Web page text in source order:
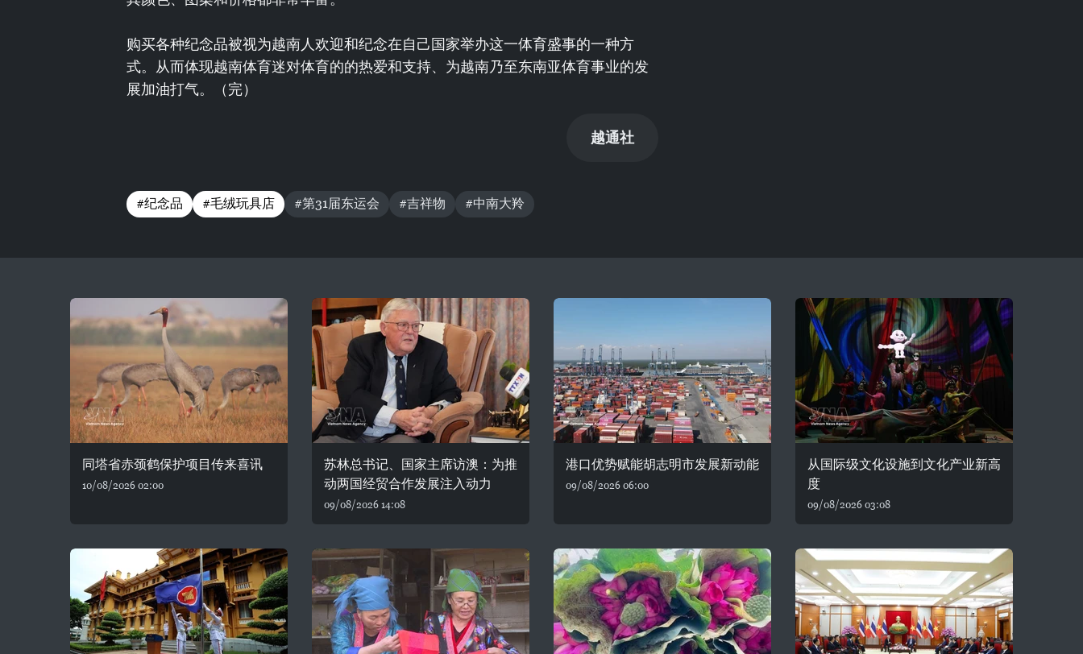
购买各种纪念品被视为越南人欢迎和纪念在自己国家举办这一体育盛事的一种方
式。从而体现越南体育迷对体育的的热爱和支持、为越南乃至东南亚体育事业的发
展加油打气。（完）
越通社
#纪念品 #毛绒玩具店 #第31届东运会 #吉祥物 #中南大羚
同塔省赤颈鹤保护项目传来喜讯
10/08/2026 02:00
苏林总书记、国家主席访澳：为推
动两国经贸合作发展注入动力
09/08/2026 14:08
港口优势赋能胡志明市发展新动能
09/08/2026 06:00
从国际级文化设施到文化产业新高
度
09/08/2026 03:08